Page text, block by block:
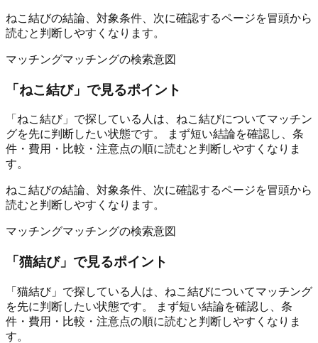
ねこ結びの結論、対象条件、次に確認するページを冒頭から
読むと判断しやすくなります。
マッチングマッチングの検索意図
「ねこ結び」で見るポイント
「ねこ結び」で探している人は、ねこ結びについてマッチン
グを先に判断したい状態です。 まず短い結論を確認し、条
件・費用・比較・注意点の順に読むと判断しやすくなりま
す。
ねこ結びの結論、対象条件、次に確認するページを冒頭から
読むと判断しやすくなります。
マッチングマッチングの検索意図
「 猫結び」で見るポイント
「猫結び」で探している人は、ねこ結びについてマッチング
を先に判断したい状態です。 まず短い結論を確認し、条
件・費用・比較・注意点の順に読むと判断しやすくなりま
す。